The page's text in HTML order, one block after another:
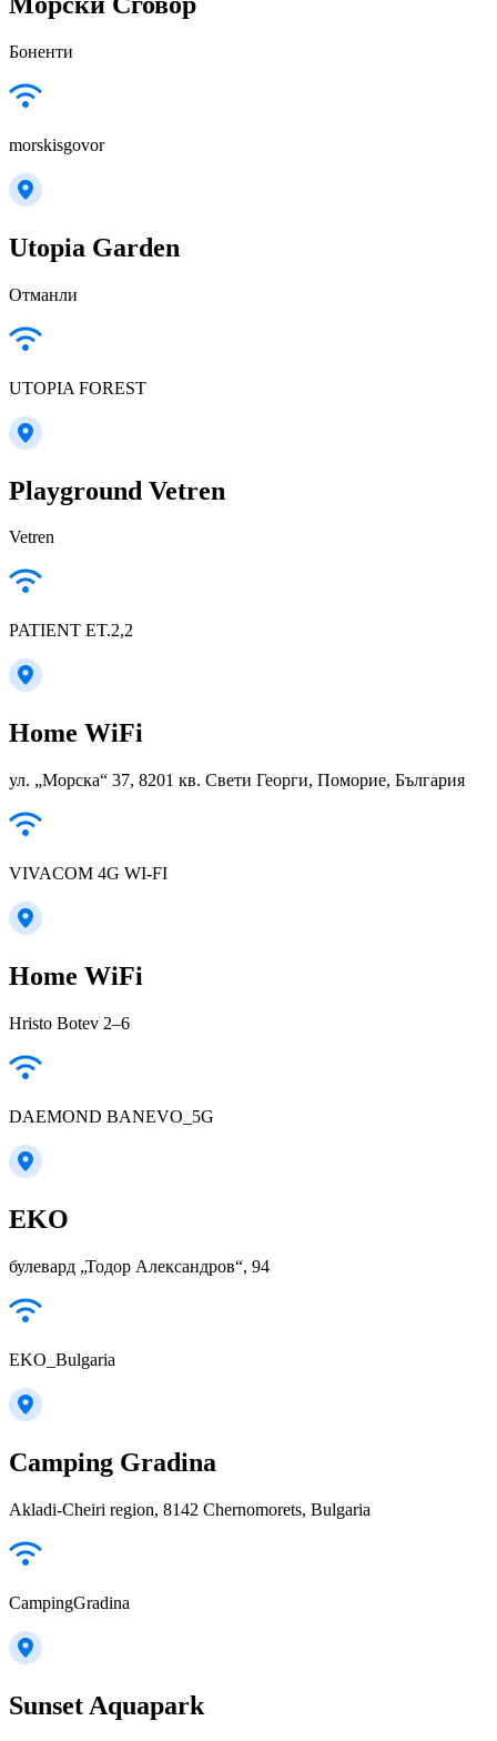
Боненти
morskisgovor
Utopia Garden
Отманли
UTOPIA FOREST
Playground Vetren
Vetren
PATIENT ET.2,2
Home WiFi
ул. „Морска“ 37, 8201 кв. Свети Георги, Поморие, България
VIVACOM 4G WI-FI
Home WiFi
Hristo Botev 2–6
DAEMOND BANEVO_5G
EKO
булевард „Тодор Александров“, 94
EKO_Bulgaria
Camping Gradina
Akladi-Cheiri region, 8142 Chernomorets, Bulgaria
CampingGradina
Sunset Aquapark